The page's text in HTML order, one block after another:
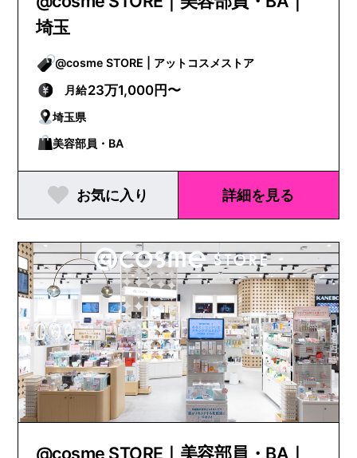
埼玉
@cosme STORE | アットコスメストア
月給23万1,000円〜
埼玉県
美容部員・BA
お気に入り 詳細を見る
@cosme STORE｜美容部員・BA｜